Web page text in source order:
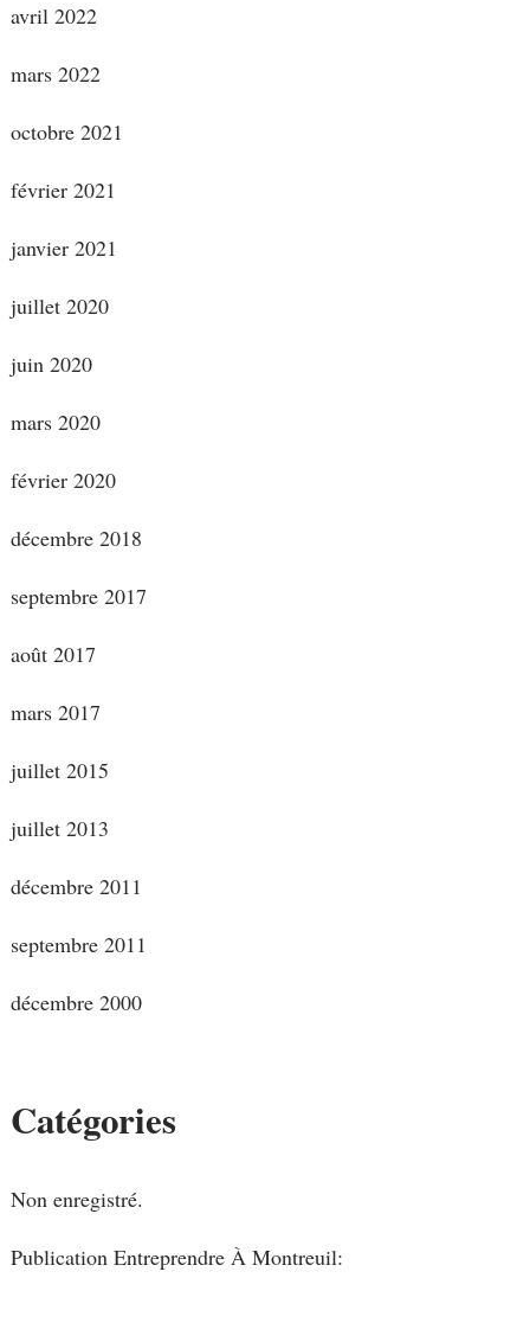
avril 2022
mars 2022
octobre 2021
février 2021
janvier 2021
juillet 2020
juin 2020
mars 2020
février 2020
décembre 2018
septembre 2017
août 2017
mars 2017
juillet 2015
juillet 2013
décembre 2011
septembre 2011
décembre 2000
Catégories
Non enregistré.
Publication Entreprendre À Montreuil: